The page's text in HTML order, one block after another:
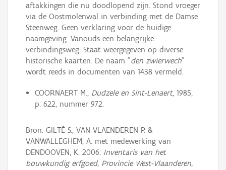
Aanmelden
aftakkingen die nu doodlopend zijn. Stond vroeger
via de Oostmolenwal in verbinding met de Damse
Steenweg. Geen verklaring voor de huidige
naamgeving. Vanouds een belangrijke
verbindingsweg. Staat weergegeven op diverse
historische kaarten. De naam "den zwierwech"
wordt reeds in documenten van 1438 vermeld.
COORNAERT M., Dudzele en Sint-Lenaert, 1985,
p. 622, nummer 972.
Bron: GILTÉ S., VAN VLAENDEREN P. &
VANWALLEGHEM, A. met medewerking van
DENDOOVEN, K. 2006: Inventaris van het
bouwkundig erfgoed, Provincie West-Vlaanderen,